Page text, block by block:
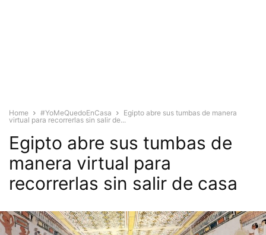
Home #YoMeQuedoEnCasa
Egipto abre sus tumbas de manera
virtual para recorrerlas sin salir de...
Egipto abre sus tumbas de
manera virtual para
recorrerlas sin salir de casa